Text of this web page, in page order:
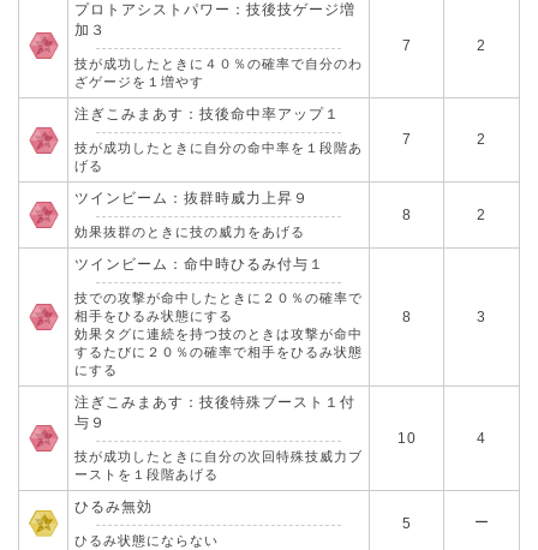
プロトアシストパワー：技後技ゲージ増
加３
技が成功したときに４０％の確率で自分のわ
ざゲージを１増やす
7 2
注ぎこみまあす：技後命中率アップ１
技が成功したときに自分の命中率を１段階あ
げる
7 2
ツインビーム：抜群時威力上昇９
効果抜群のときに技の威力をあげる
8 2
ツインビーム：命中時ひるみ付与１
技での攻撃が命中したときに２０％の確率で
相手をひるみ状態にする
効果タグに連続を持つ技のときは攻撃が命中
するたびに２０％の確率で相手をひるみ状態
にする
8 3
注ぎこみまあす：技後特殊ブースト１付
与９
技が成功したときに自分の次回特殊技威力ブ
ーストを１段階あげる
10 4
ひるみ無効
ひるみ状態にならない
5 ー